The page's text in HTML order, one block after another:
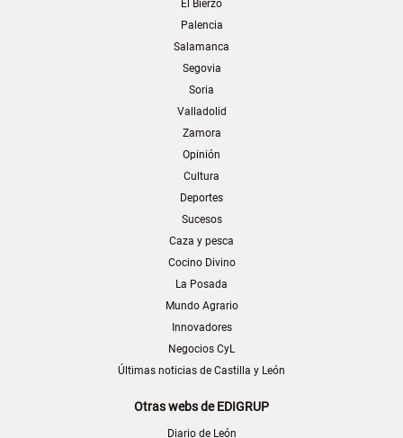
El Bierzo
Palencia
Salamanca
Segovia
Soria
Valladolid
Zamora
Opinión
Cultura
Deportes
Sucesos
Caza y pesca
Cocino Divino
La Posada
Mundo Agrario
Innovadores
Negocios CyL
Últimas noticias de Castilla y León
Otras webs de EDIGRUP
Diario de León